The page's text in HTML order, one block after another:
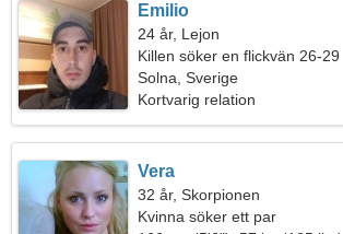
Emilio
24 år, Lejon
Killen söker en flickvän 26-29
Solna, Sverige
Kortvarig relation
Vera
32 år, Skorpionen
Kvinna söker ett par